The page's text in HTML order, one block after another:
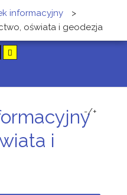
informacyjny
>
oświata i geodezja
i
-/+